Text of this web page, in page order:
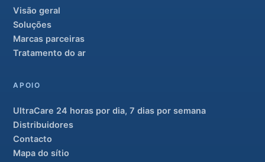
Visão geral
Soluções
Marcas parceiras
Tratamento do ar
APOIO
UltraCare 24 horas por dia, 7 dias por semana
Distribuidores
Contacto
Mapa do sítio